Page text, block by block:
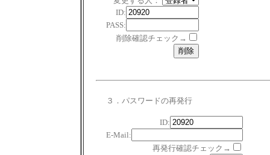
ID:
PASS:
削除確認チェック→
３．パスワードの再発行
ID:
E-Mail:
再発行確認チェック→